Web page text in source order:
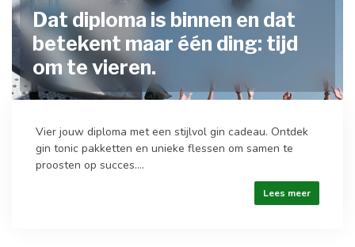
Dat diploma is binnen en dat
betekent maar één ding: tijd
om te vieren.
Vier jouw diploma met een stijlvol gin cadeau. Ontdek
gin tonic pakketten en unieke flessen om samen te
proosten op succes....
Lees meer